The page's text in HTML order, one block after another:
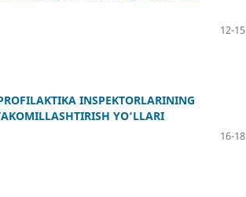
12-15
INSPEKTORLARINING
YO‘LLARI
16-18